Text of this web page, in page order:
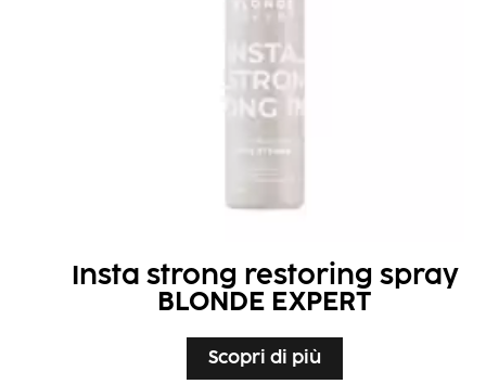
Insta strong restoring spray
BLONDE EXPERT
Scopri di più